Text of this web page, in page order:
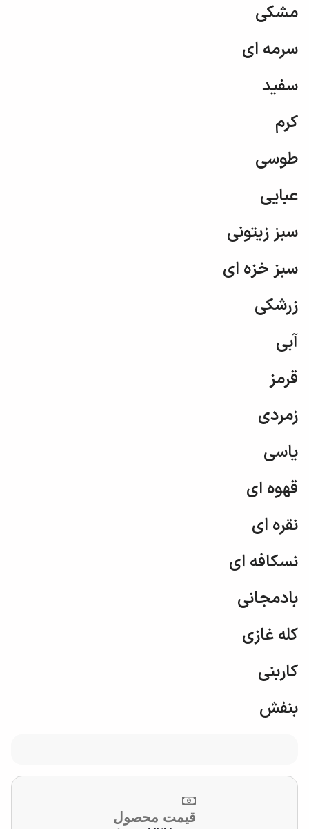
مشکی
سرمه ای
سفید
کرم
طوسی
عبایی
سبز زیتونی
سبز خزه ای
زرشکی
آبی
قرمز
زمردی
یاسی
قهوه ای
نقره ای
نسکافه ای
بادمجانی
کله غازی
کاربنی
بنفش
قیمت محصول